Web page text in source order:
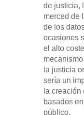
de justicia,
merced de
de los
ocasiones
el alto
la justicia
sería un
la
basados
público.